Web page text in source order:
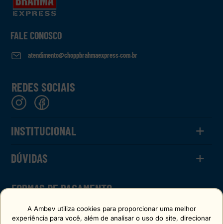
FALE CONOSCO
atendimento@choppbrahmaexpress.com.br
REDES SOCIAIS
INSTITUCIONAL +
Calculadora
DÚVIDAS +
FAQ
FORMAS DE PAGAMENTO
A Ambev utiliza cookies para proporcionar uma melhor
experiência para você, além de analisar o uso do site, direcionar